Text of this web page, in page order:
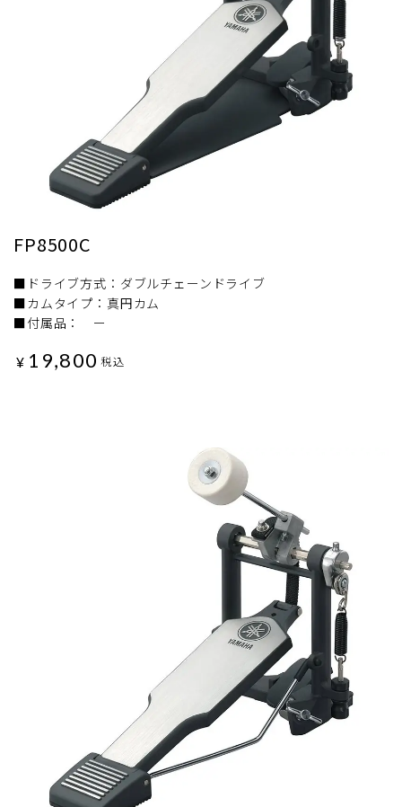
FP8500C
■ドライブ方式：ダブルチェーンドライブ
■カムタイプ：真円カム
■付属品： ー
¥ 19,800 税込